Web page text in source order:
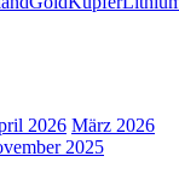
2026 März 2026
2025